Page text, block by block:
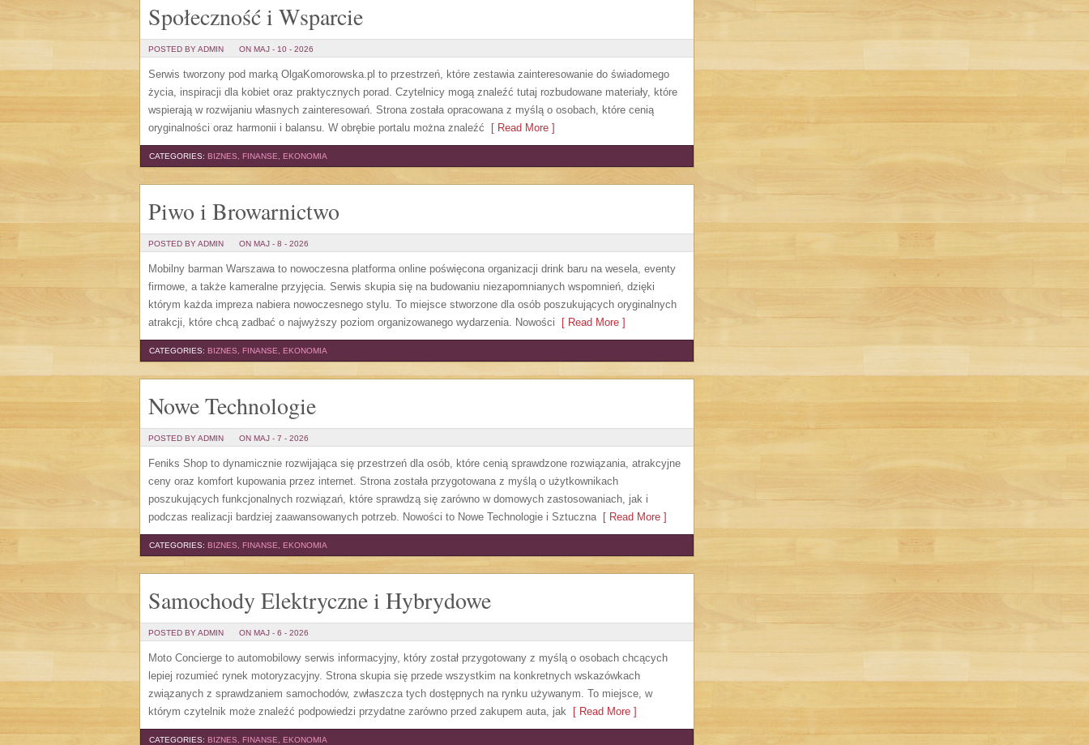
Społeczność i Wsparcie
POSTED BY ADMIN ON MAJ - 10 - 2026
Serwis tworzony pod marką OlgaKomorowska.pl to przestrzeń, które zestawia zainteresowanie do świadomego
życia, inspiracji dla kobiet oraz praktycznych porad. Czytelnicy mogą znaleźć tutaj rozbudowane materiały, które
wspierają w rozwijaniu własnych zainteresowań. Strona została opracowana z myślą o osobach, które cenią
oryginalności oraz harmonii i balansu. W obrębie portalu można znaleźć [ Read More ]
CATEGORIES: BIZNES, FINANSE, EKONOMIA
Piwo i Browarnictwo
POSTED BY ADMIN ON MAJ - 8 - 2026
Mobilny barman Warszawa to nowoczesna platforma online poświęcona organizacji drink baru na wesela, eventy
firmowe, a także kameralne przyjęcia. Serwis skupia się na budowaniu niezapomnianych wspomnień, dzięki
którym każda impreza nabiera nowoczesnego stylu. To miejsce stworzone dla osób poszukujących oryginalnych
atrakcji, które chcą zadbać o najwyższy poziom organizowanego wydarzenia. Nowości [ Read More ]
CATEGORIES: BIZNES, FINANSE, EKONOMIA
Nowe Technologie
POSTED BY ADMIN ON MAJ - 7 - 2026
Feniks Shop to dynamicznie rozwijająca się przestrzeń dla osób, które cenią sprawdzone rozwiązania, atrakcyjne
ceny oraz komfort kupowania przez internet. Strona została przygotowana z myślą o użytkownikach
poszukujących funkcjonalnych rozwiązań, które sprawdzą się zarówno w domowych zastosowaniach, jak i
podczas realizacji bardziej zaawansowanych potrzeb. Nowości to Nowe Technologie i Sztuczna[ Read More ]
CATEGORIES: BIZNES, FINANSE, EKONOMIA
Samochody Elektryczne i Hybrydowe
POSTED BY ADMIN ON MAJ - 6 - 2026
Moto Concierge to automobilowy serwis informacyjny, który został przygotowany z myślą o osobach chcących
lepiej rozumieć rynek motoryzacyjny. Strona skupia się przede wszystkim na konkretnych wskazówkach
związanych z sprawdzaniem samochodów, zwłaszcza tych dostępnych na rynku używanym. To miejsce, w
którym czytelnik może znaleźć podpowiedzi przydatne zarówno przed zakupem auta, jak [ Read More ]
CATEGORIES: BIZNES, FINANSE, EKONOMIA